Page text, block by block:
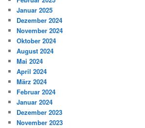
Januar 2025
Dezember 2024
November 2024
Oktober 2024
August 2024
Mai 2024
April 2024
März 2024
Februar 2024
Januar 2024
Dezember 2023
November 2023